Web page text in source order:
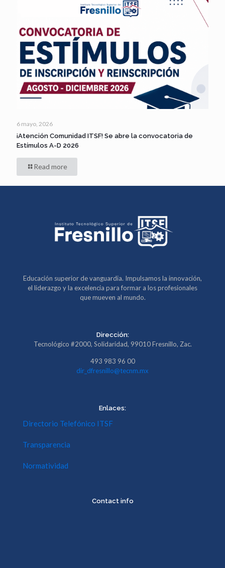
6 mayo, 2026
¡Atención Comunidad ITSF! Se abre la convocatoria de
Estímulos A-D 2026
Read more
Educación superior de vanguardia. Impulsamos la innovación,
el liderazgo y la excelencia para formar a los profesionales
que mueven al mundo.
Dirección:
Tecnológico #2000, Solidaridad, 99010 Fresnillo, Zac.
493 983 96 00
dir_dfresnillo@tecnm.mx
Enlaces:
Directorio Telefónico ITSF
Transparencia
Normatividad
Contact info